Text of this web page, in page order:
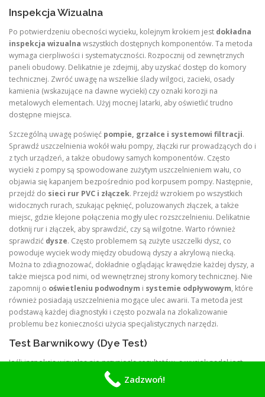
Inspekcja Wizualna
Po potwierdzeniu obecności wycieku, kolejnym krokiem jest dokładna
inspekcja wizualna wszystkich dostępnych komponentów. Ta metoda
wymaga cierpliwości i systematyczności. Rozpocznij od zewnętrznych
paneli obudowy. Delikatnie je zdejmij, aby uzyskać dostęp do komory
technicznej. Zwróć uwagę na wszelkie ślady wilgoci, zacieki, osady
kamienia (wskazujące na dawne wycieki) czy oznaki korozji na
metalowych elementach. Użyj mocnej latarki, aby oświetlić trudno
dostępne miejsca.
Szczególną uwagę poświęć pompie, grzałce i systemowi filtracji.
Sprawdź uszczelnienia wokół wału pompy, złączki rur prowadzących do i
z tych urządzeń, a także obudowy samych komponentów. Często
wycieki z pompy są spowodowane zużytym uszczelnieniem wału, co
objawia się kapanjem bezpośrednio pod korpusem pompy. Następnie,
przejdź do sieci rur PVC i złączek. Przejdź wzrokiem po wszystkich
widocznych rurach, szukając pęknięć, poluzowanych złączek, a także
miejsc, gdzie klejone połączenia mogły ulec rozszczelnieniu. Delikatnie
dotknij rur i złączek, aby sprawdzić, czy są wilgotne. Warto również
sprawdzić dysze. Często problemem są zużyte uszczelki dysz, co
powoduje wyciek wody między obudową dyszy a akrylową niecką.
Można to zdiagnozować, dokładnie oglądając krawędzie każdej dyszy, a
także miejsca pod nimi, od wewnętrznej strony komory technicznej. Nie
zapomnij o oświetleniu podwodnym i systemie odpływowym, które
również posiadają uszczelnienia mogące ulec awarii. Ta metoda jest
podstawą każdej diagnostyki i często pozwala na zlokalizowanie
problemu bez konieczności użycia specjalistycznych narzędzi.
Test Barwnikowy (Dye Test)
Jeśli inspekcja wizualna nie przyniosła rezultatów, a wyciek nadal jest
potwierdzony testem wiaderka, następnym krokiem jest
. Ta metoda jest szczególnie skuteczna w lokalizowaniu
Zadzwoń!